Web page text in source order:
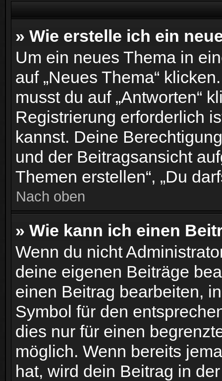
» Wie erstelle ich ein
Um ein neues Thema in
auf „Neues Thema“
musst du auf „Antworten“
Registrierung erforderlich
kannst. Deine
und der Beitragsansicht
Themen erstellen“, „Du
Nach oben
» Wie kann ich einen
Wenn du nicht
deine eigenen Beiträge
einen Beitrag bearbeiten,
Symbol für den
dies nur für einen
möglich. Wenn bereits
hat, wird dein Beitrag in